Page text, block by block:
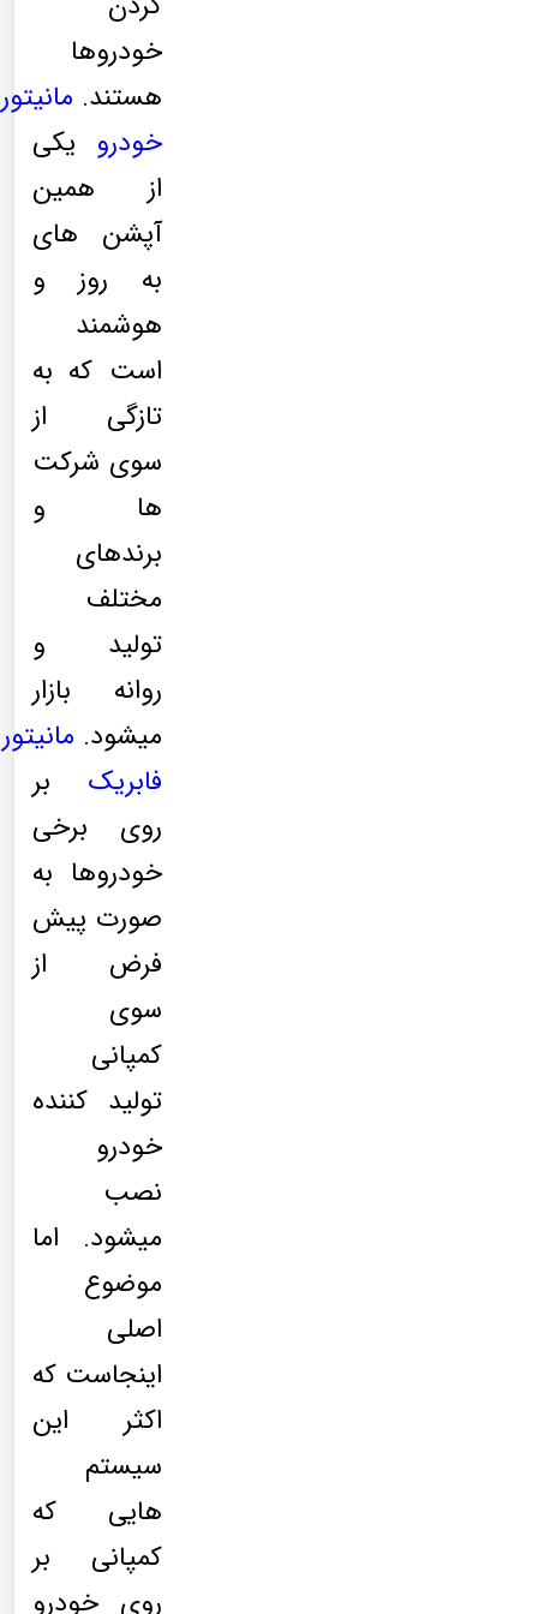
خودروها
هستند. مانیتور
خودرو یکی
از همین
آپشن های
به روز و
هوشمند
است که به
تازگی از
سوی شرکت
ها و
برندهای
مختلف
تولید و
روانه بازار
میشود. مانیتور
فابریک بر
روی برخی
خودروها به
صورت پیش
فرض از
سوی
کمپانی
تولید کننده
خودرو
نصب
میشود. اما
موضوع
اصلی
اینجاست که
اکثر این
سیستم
هایی که
کمپانی بر
روی خودرو